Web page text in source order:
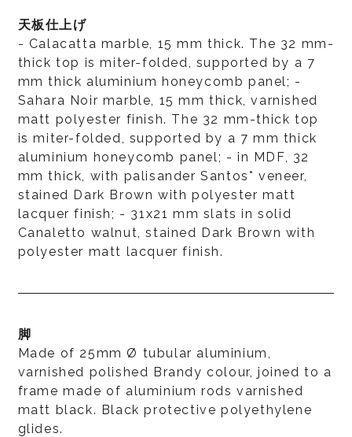
天板仕上げ
- Calacatta marble, 15 mm thick. The 32 mm-
thick top is miter-folded, supported by a 7
mm thick aluminium honeycomb panel; -
Sahara Noir marble, 15 mm thick, varnished
matt polyester finish. The 32 mm-thick top
is miter-folded, supported by a 7 mm thick
aluminium honeycomb panel; - in MDF, 32
mm thick, with palisander Santos* veneer,
stained Dark Brown with polyester matt
lacquer finish; - 31x21 mm slats in solid
Canaletto walnut, stained Dark Brown with
polyester matt lacquer finish.
脚
Made of 25mm Ø tubular aluminium,
varnished polished Brandy colour, joined to a
frame made of aluminium rods varnished
matt black. Black protective polyethylene
glides.